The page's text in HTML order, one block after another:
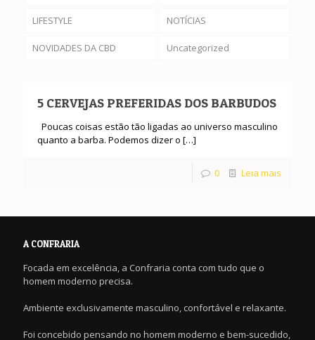
LIFESTYLE NOTÍCIAS
NOVIDADES DA CBD Uncategorized
5 CERVEJAS PREFERIDAS DOS BARBUDOS
Poucas coisas estão tão ligadas ao universo masculino
quanto a barba. Podemos dizer o […]
0 Leia mais
A CONFRARIA
Focada em excelência, a Confraria conta com tudo que o
homem moderno precisa.
Ambiente exclusivamente masculino, confortável e relaxante.
Foi concebido pensando no homem moderno e bem-sucedido,